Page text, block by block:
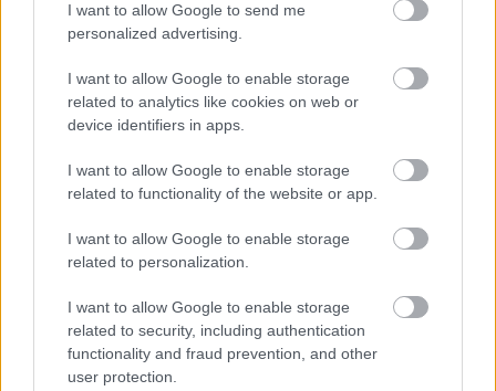
I want to allow Google to send me
personalized advertising.
I want to allow Google to enable storage
related to analytics like cookies on web or
device identifiers in apps.
I want to allow Google to enable storage
related to functionality of the website or app.
I want to allow Google to enable storage
related to personalization.
I want to allow Google to enable storage
related to security, including authentication
functionality and fraud prevention, and other
user protection.
United
Felkészülési szezon 5. mérkőzés
2026-08-12 20:30
ELŐZŐ MÉRKŐZÉSEK